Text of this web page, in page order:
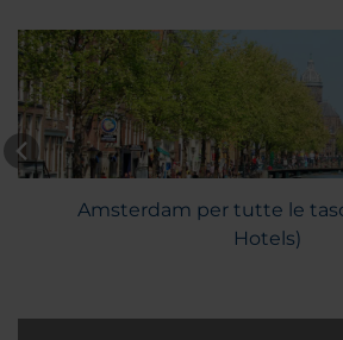
Amsterdam per tutte le
Hotels)